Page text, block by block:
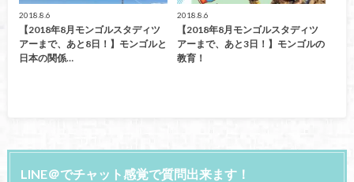
2018.8.6
【2018年8月モンゴルスタディツ
アーまで、あと8日！】モンゴルと
日本の関係…
2018.8.6
【2018年8月モンゴルスタディツ
アーまで、あと3日！】モンゴルの
教育！
LINE＠でチャット感覚で質問出来ます！